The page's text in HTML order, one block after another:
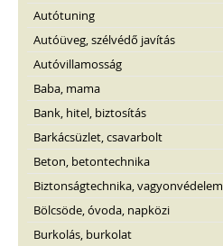
Autótuning
Autóüveg, szélvédő javítás
Autóvillamosság
Baba, mama
Bank, hitel, biztosítás
Barkácsüzlet, csavarbolt
Beton, betontechnika
Biztonságtechnika, vagyonvédelem
Bölcsöde, óvoda, napközi
Burkolás, burkolat